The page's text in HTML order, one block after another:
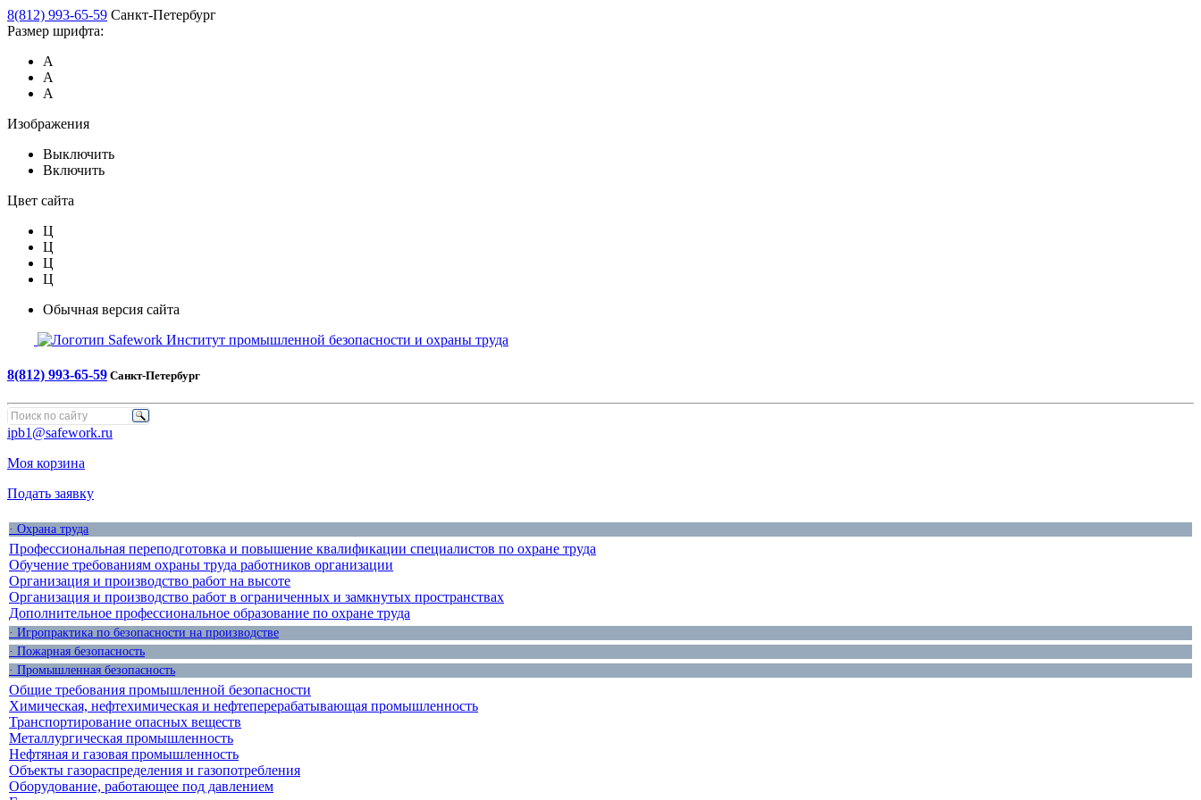
8(812) 993-65-59 Санкт-Петербург
Размер шрифта:
А
А
А
Изображения
Выключить
Включить
Цвет сайта
Ц
Ц
Ц
Ц
Обычная версия сайта
Safework Институт промышленной безопасности и охраны труда
8(812) 993-65-59 Санкт-Петербург
ipb1@safework.ru
Моя корзина
Подать заявку
· Охрана труда
Профессиональная переподготовка и повышение квалификации специалистов по охране труда
Обучение требованиям охраны труда работников организации
Организация и производство работ на высоте
Организация и производство работ в ограниченных и замкнутых пространствах
Дополнительное профессиональное образование по охране труда
· Игропрактика по безопасности на производстве
· Пожарная безопасность
· Промышленная безопасность
Общие требования промышленной безопасности
Химическая, нефтехимическая и нефтеперерабатывающая промышленность
Транспортирование опасных веществ
Металлургическая промышленность
Нефтяная и газовая промышленность
Объекты газораспределения и газопотребления
Оборудование, работающее под давлением